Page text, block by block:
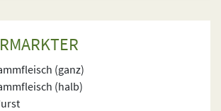
(ganz)
(halb)